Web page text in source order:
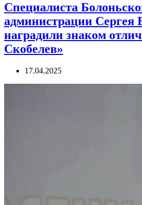
Специалиста
администрации Сергея
наградили знаком
Скобелев»
17.04.2025